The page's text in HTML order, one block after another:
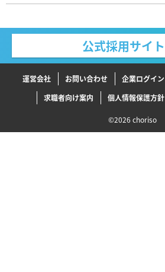
公式採用サイト
運営会社 お問い合わせ 企業ログイン
求職者向け案内
個人情報保護方針
©2026 choriso